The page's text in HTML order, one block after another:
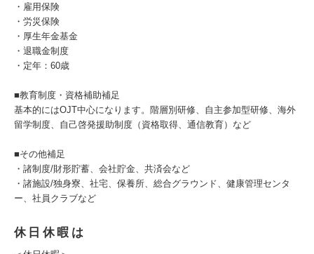
・雇用保険
・労災保険
・厚生年金基金
・退職金制度
・定年：60歳
■教育制度・資格補助補足
基本的にはOJT中心になります。階層別研修、自主参加型研修、海外
留学制度、自己啓発援助制度（資格取得、通信教育）など
■その他補足
・諸制度/財形貯蓄、会社貯金、共済会など
・諸施設/独身寮、社宅、保養所、総合グラウンド、健康管理センタ
ー、社員クラブなど
休日休暇は